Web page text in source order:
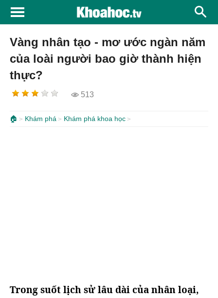
Vàng nhân tạo - mơ ước ngàn năm
của loài người bao giờ thành hiện
thực?
513
🏠 Khám phá Khám phá khoa học
Trong suốt lịch sử lâu dài của nhân loại,